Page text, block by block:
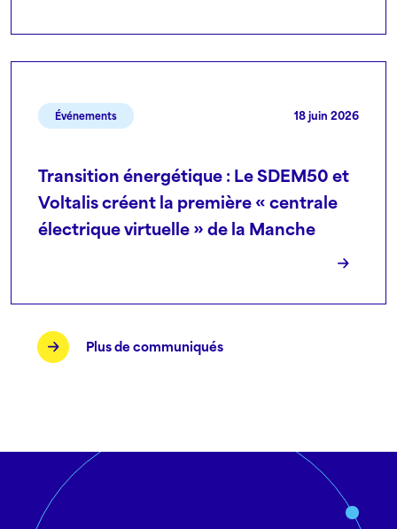
Événements 18 juin 2026
Transition énergétique : Le SDEM50 et
Voltalis créent la première « centrale
électrique virtuelle » de la Manche
Plus de communiqués